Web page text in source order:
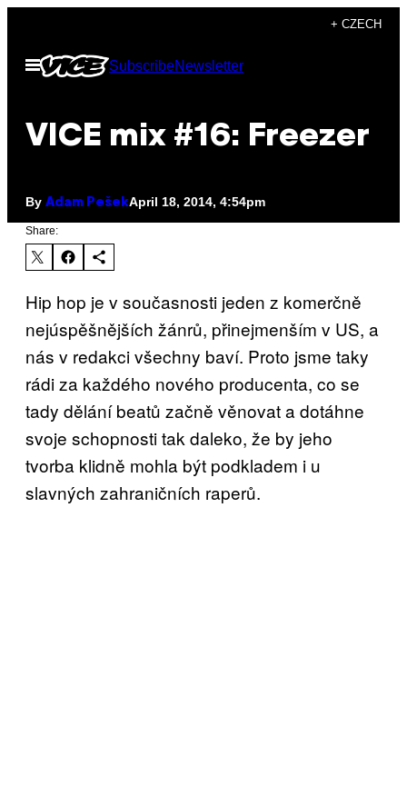
content
+ CZECH
Open
Menu
SubscribeNewsletter
VICE mix #16: Freezer
By Adam PešekApril 18, 2014, 4:54pm
Share:
Hip hop je v současnosti jeden z komerčně
nejúspěšnějších žánrů, přinejmenším v US, a
nás v redakci všechny baví. Proto jsme taky
rádi za každého nového producenta, co se
tady dělání beatů začně věnovat a dotáhne
svoje schopnosti tak daleko, že by jeho
tvorba klidně mohla být podkladem i u
slavných zahraničních raperů.